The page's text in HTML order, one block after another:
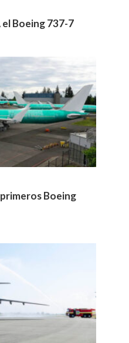
Boeing 737-7
Boeing